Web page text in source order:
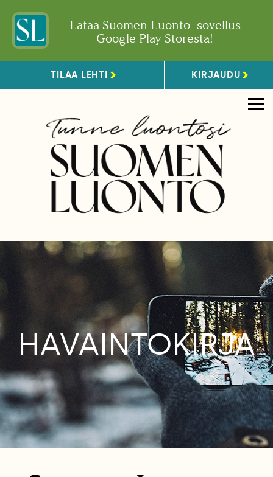
Lataa Suomen Luonto -sovellus
Google Play Storesta!
TILAA LEHTI KIRJAUDU
HAVAINTOKIRJA